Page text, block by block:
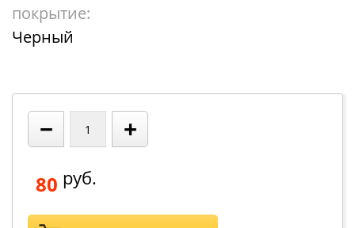
покрытие:
Черный
− +
80 руб.